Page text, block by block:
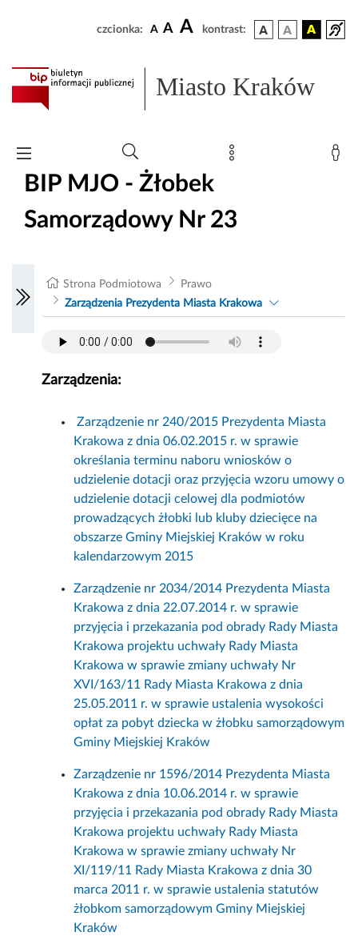
czcionka: A A A kontrast:
Miasto Kraków
BIP MJO - Żłobek
Samorządowy Nr 23
Strona Podmiotowa
Prawo
Zarządzenia Prezydenta Miasta Krakowa
Zarządzenia:
Zarządzenie nr 240/2015 Prezydenta Miasta
Krakowa z dnia 06.02.2015 r. w sprawie
określania terminu naboru wniosków o
udzielenie dotacji oraz przyjęcia wzoru umowy o
udzielenie dotacji celowej dla podmiotów
prowadzących żłobki lub kluby dziecięce na
obszarze Gminy Miejskiej Kraków w roku
kalendarzowym 2015
Zarządzenie nr 2034/2014 Prezydenta Miasta
Krakowa z dnia 22.07.2014 r. w sprawie
przyjęcia i przekazania pod obrady Rady Miasta
Krakowa projektu uchwały Rady Miasta
Krakowa w sprawie zmiany uchwały Nr
XVI/163/11 Rady Miasta Krakowa z dnia
25.05.2011 r. w sprawie ustalenia wysokości
opłat za pobyt dziecka w żłobku samorządowym
Gminy Miejskiej Kraków
Zarządzenie nr 1596/2014 Prezydenta Miasta
Krakowa z dnia 10.06.2014 r. w sprawie
przyjęcia i przekazania pod obrady Rady Miasta
Krakowa projektu uchwały Rady Miasta
Krakowa w sprawie zmiany uchwały Nr
XI/119/11 Rady Miasta Krakowa z dnia 30
marca 2011 r. w sprawie ustalenia statutów
żłobkom samorządowym Gminy Miejskiej
Kraków